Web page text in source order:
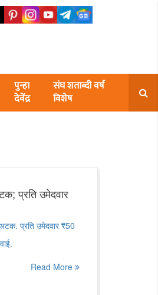
पुन्हा
देवेंद्र
संघ शताब्दी वर्ष
विशेष
प्रति उमेदवार
अटक. प्रति उमेदवार ₹50
Read More